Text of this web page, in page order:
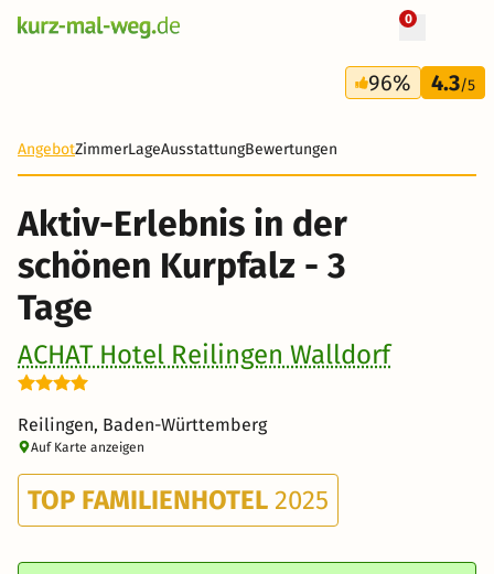
0
3 Tage
130 €
96% 4.3/5
AngebotZimmerLageAusstattungBewertungen
Aktiv-Erlebnis in der
schönen Kurpfalz - 3
Tage
ACHAT Hotel Reilingen Walldorf
Reilingen, Baden-Württemberg
Auf Karte anzeigen
TOP FAMILIENHOTEL 2025